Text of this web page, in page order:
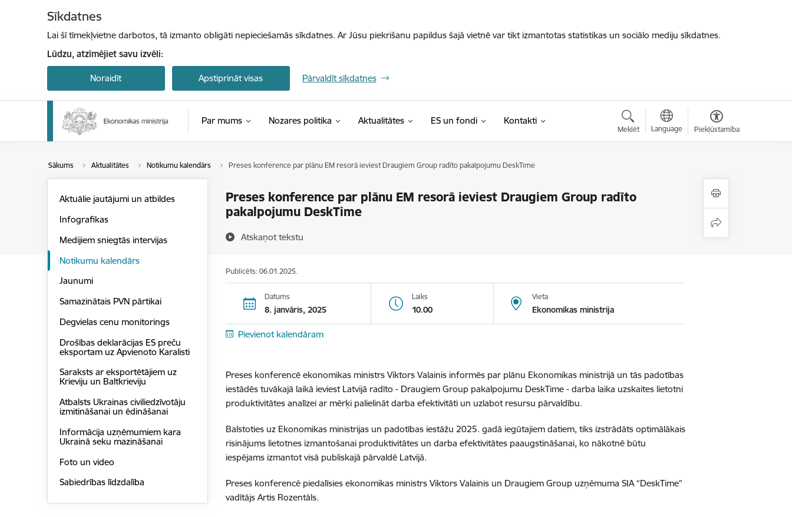
Sīkdatnes
Lai šī tīmekļvietne darbotos, tā izmanto obligāti nepieciešamās sīkdatnes. Ar Jūsu piekrišanu papildus šajā vietnē var tikt izmantotas statistikas un sociālo mediju sīkdatnes.
Lūdzu, atzīmējiet savu izvēli:
Noraidīt Apstiprināt visas Pārvaldīt sīkdatnes
Par mums Nozares politika Aktualitātes ES un fondi Kontakti
Meklēt Language Piekļūstamība
Sākums Aktualitātes Notikumu kalendārs Preses konference par plānu EM resorā ieviest Draugiem Group radīto pakalpojumu DeskTime
Preses konference par plānu EM resorā ieviest Draugiem Group radīto
pakalpojumu DeskTime
Atskaņot tekstu
Aktuālie jautājumi un atbildes
Infografikas
Medijiem sniegtās intervijas
Notikumu kalendārs
Jaunumi
Samazinātais PVN pārtikai
Degvielas cenu monitorings
Drošības deklarācijas ES preču
eksportam uz Apvienoto Karalisti
Saraksts ar eksportētājiem uz
Krieviju un Baltkrieviju
Atbalsts Ukrainas civiliedzīvotāju
izmitināšanai un ēdināšanai
Informācija uzņēmumiem kara
Ukrainā seku mazināšanai
Foto un video
Sabiedrības līdzdalība
Publicēts: 06.01.2025.
Datums
8. janvāris, 2025
Laiks
10.00
Vieta
Ekonomikas ministrija
Pievienot kalendāram
Preses konferencē ekonomikas ministrs Viktors Valainis informēs par plānu Ekonomikas ministrijā un tās padotības
iestādēs tuvākajā laikā ieviest Latvijā radīto - Draugiem Group pakalpojumu DeskTime - darba laika uzskaites lietotni
produktivitātes analīzei ar mērķi palielināt darba efektivitāti un uzlabot resursu pārvaldību.
Balstoties uz Ekonomikas ministrijas un padotības iestāžu 2025. gadā iegūtajiem datiem, tiks izstrādāts optimālākais
risinājums lietotnes izmantošanai produktivitātes un darba efektivitātes paaugstināšanai, ko nākotnē būtu
iespējams izmantot visā publiskajā pārvaldē Latvijā.
Preses konferencē piedalīsies ekonomikas ministrs Viktors Valainis un Draugiem Group uzņēmuma SIA “DeskTime”
vadītājs Artis Rozentāls.